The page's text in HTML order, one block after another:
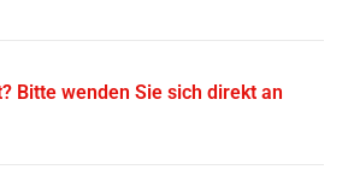
Bitte wenden Sie sich direkt an